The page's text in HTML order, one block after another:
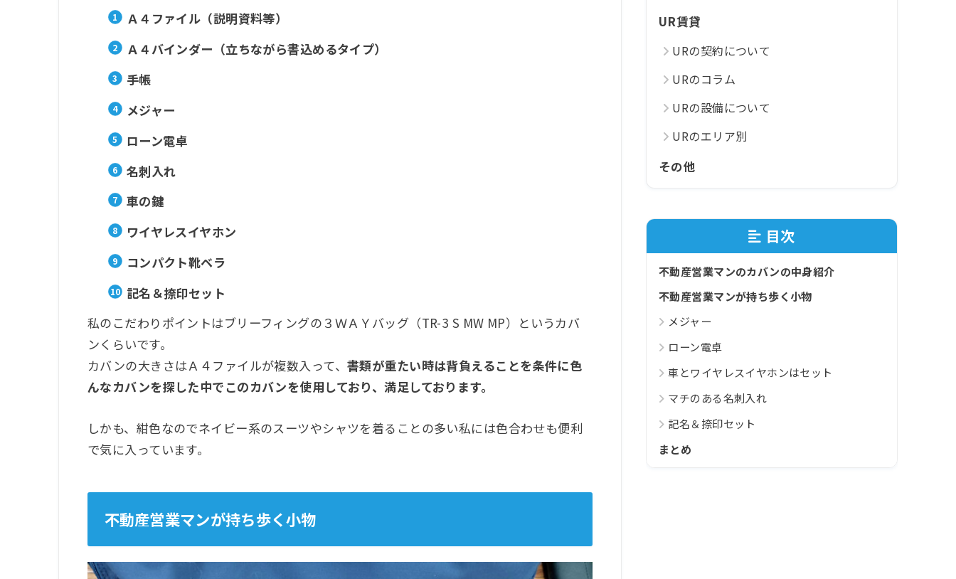
Ａ４ファイル（説明資料等）
Ａ４バインダー（立ちながら書込めるタイプ）
手帳
メジャー
ローン電卓
名刺入れ
車の鍵
ワイヤレスイヤホン
コンパクト靴ベラ
記名＆捺印セット
私のこだわりポイントはブリーフィングの３ＷＡＹバッグ（TR-3 S MW MP）というカバ
ンくらいです。
カバンの大きさはＡ４ファイルが複数入って、 書類が重たい時は背負えることを条件に色
んなカバンを探した中でこのカバンを使用しており、満足しております。
しかも、紺色なのでネイビー系のスーツやシャツを着ることの多い私には色合わせも便利
で気に入っています。
不動産営業マンが持ち歩く小物
UR賃貸
URの契約について
URのコラム
URの設備について
URのエリア別
その他
目次
不動産営業マンのカバンの中身紹介
不動産営業マンが持ち歩く小物
メジャー
ローン電卓
車とワイヤレスイヤホンはセット
マチのある名刺入れ
記名＆捺印セット
まとめ